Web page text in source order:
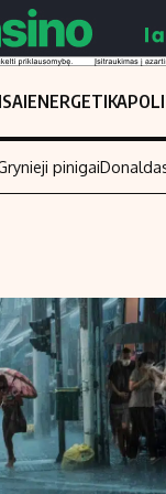
ENERGETIKA
Indėliai
Indėlių
Būsto
pinigai